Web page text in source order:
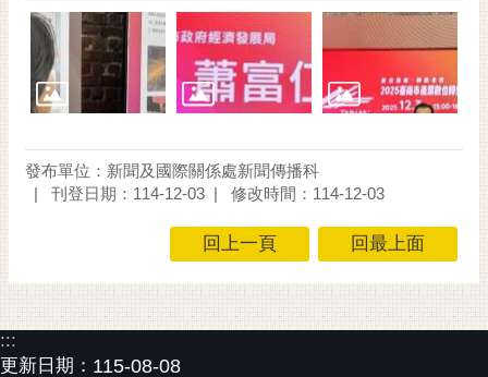
發布單位：新聞及國際關係處新聞傳播科
刊登日期：114-12-03
修改時間：114-12-03
回上一頁 回最上面
:::
更新日期： 115-08-08